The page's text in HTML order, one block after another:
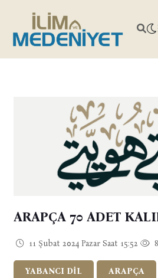
ARAPÇA 70 ADET
11 Şubat 2024 Pazar Saat 15:52
YABANCI DİL ARAPÇA